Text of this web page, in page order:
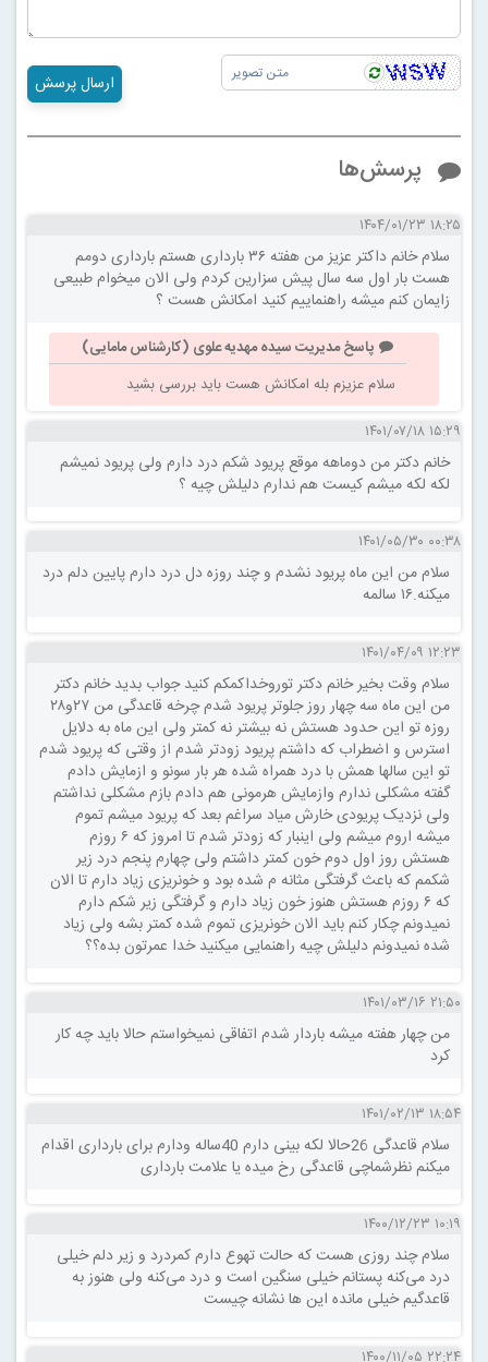
ارسال پرسش
پرسش‌ها
۱۸:۲۵ ۱۴۰۴/۰۱/۲۳
سلام خانم داکتر عزیز من هفته ۳۶ بارداری هستم بارداری دومم
هست بار اول سه سال پیش سزارین کردم ولی الان میخوام طبیعی
زایمان کنم میشه راهنماییم کنید امکانش هست ؟
پاسخ مدیریت سیده مهدیه علوی (کارشناس مامایی)
سلام عزیزم بله امکانش هست باید بررسی بشید
۱۵:۲۹ ۱۴۰۱/۰۷/۱۸
خانم دکتر من دوماهه موقع پریود شکم درد دارم ولی پریود نمیشم
لکه لکه میشم کیست هم ندارم دلیلش چیه ؟
۰۰:۳۸ ۱۴۰۱/۰۵/۳۰
سلام من این ماه پریود نشدم و چند روزه دل درد دارم پایین دلم درد
میکنه.۱۶ سالمه
۱۲:۲۳ ۱۴۰۱/۰۴/۰۹
سلام وقت بخیر خانم دکتر توروخداکمکم کنید جواب بدید خانم دکتر
من این ماه سه چهار روز جلوتر پریود شدم چرخه قاعدگی من ۲۷و۲۸
روزه تو این حدود هستش نه بیشتر نه کمتر ولی این ماه به دلایل
استرس و اضطراب که داشتم پریود زودتر شدم از وقتی که پریود شدم
تو این سالها همش با درد همراه شده هر بار سونو و ازمایش دادم
گفته مشکلی ندارم وازمایش هرمونی هم دادم بازم مشکلی نداشتم
ولی نزدیک پریودی خارش میاد سراغم بعد که پریود میشم تموم
میشه اروم میشم ولی اینبار که زودتر شدم تا امروز که ۶ روزم
هستش روز اول دوم خون کمتر داشتم ولی چهارم پنجم درد زیر
شکمم که باعث گرفتگی مثانه م شده بود و خونریزی زیاد دارم تا الان
که ۶ روزم هستش هنوز خون زیاد دارم و گرفتگی زیر شکم دارم
نمیدونم چکار کنم باید الان خونریزی تموم شده کمتر بشه ولی زیاد
شده نمیدونم دلیلش چیه راهنمایی میکنید خدا عمرتون بده؟؟
۲۱:۵۰ ۱۴۰۱/۰۳/۱۶
من چهار هفته میشه باردار شدم اتفاقی نمیخواستم حالا باید چه کار
کرد
۱۸:۵۴ ۱۴۰۱/۰۲/۱۳
سلام قاعدگی 26حالا لکه بینی دارم 40ساله ودارم برای بارداری اقدام
میکنم نظرشماچی قاعدگی رخ میده یا علامت بارداری
۱۰:۱۹ ۱۴۰۰/۱۲/۲۳
سلام چند روزی هست که حالت تهوع دارم کمردرد و زیر دلم خیلی
درد می‌کنه پستانم خیلی سنگین است و درد می‌کنه ولی هنوز به
قاعدگیم خیلی مانده این ها نشانه چیست